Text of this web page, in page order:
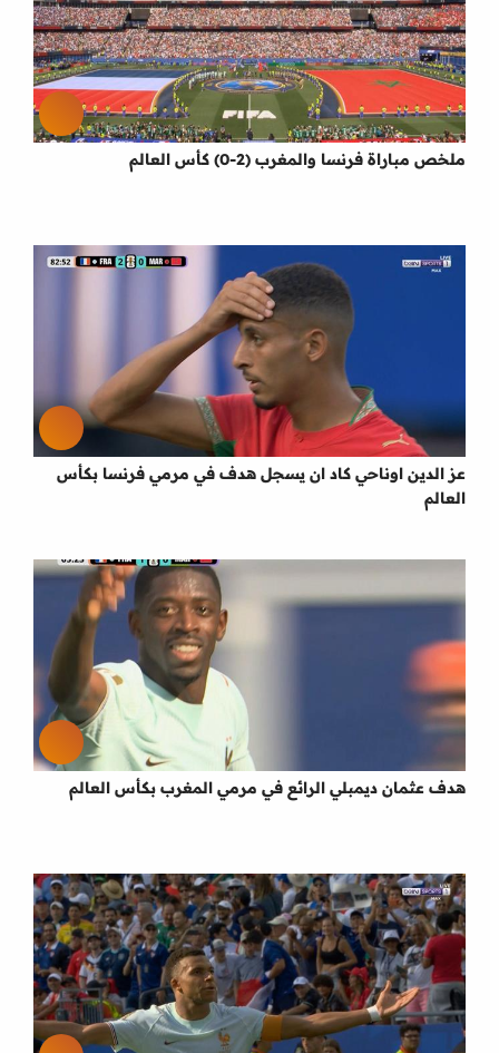
ملخص مباراة فرنسا والمغرب (2-0) كأس العالم
عز الدين اوناحي كاد ان يسجل هدف في مرمي فرنسا بكأس
العالم
هدف عثمان ديمبلي الرائع في مرمي المغرب بكأس العالم